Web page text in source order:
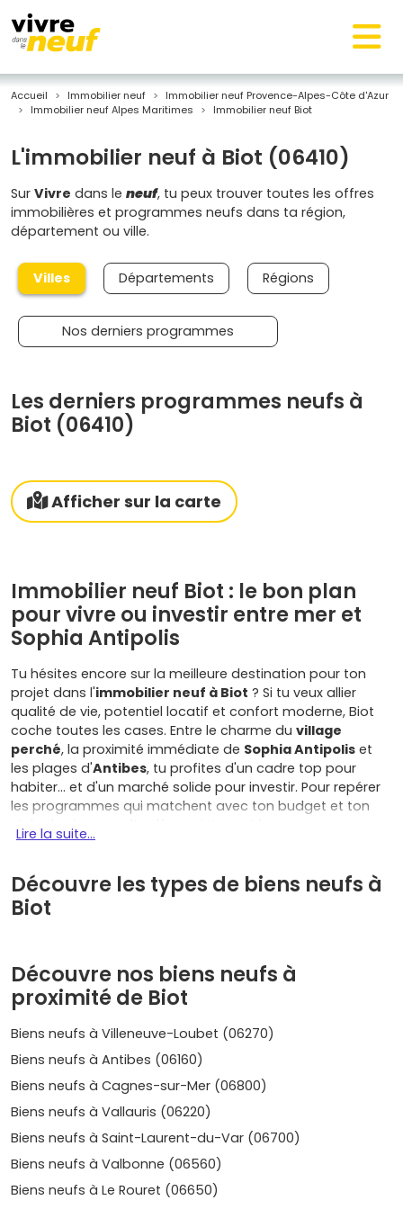
Accueil Immobilier neuf
Immobilier neuf Provence-Alpes-Côte d'Azur
Immobilier neuf Alpes Maritimes
Immobilier neuf Biot
L'immobilier neuf à Biot (06410)
Sur Vivre dans le neuf, tu peux trouver toutes les offres
immobilières et programmes neufs dans ta région,
département ou ville.
Villes Départements Régions
Nos derniers programmes
Les derniers programmes neufs à
Biot (06410)
Afficher sur la carte
Immobilier neuf Biot : le bon plan
pour vivre ou investir entre mer et
Sophia Antipolis
Tu hésites encore sur la meilleure destination pour ton
projet dans l'immobilier neuf à Biot ? Si tu veux allier
qualité de vie, potentiel locatif et confort moderne, Biot
coche toutes les cases. Entre le charme du village
perché, la proximité immédiate de Sophia Antipolis et
les plages d'Antibes, tu profites d'un cadre top pour
habiter… et d'un marché solide pour investir. Pour repérer
les programmes qui matchent avec ton budget et ton
style de vie, consulte dès maintenant les annonces sur
Vivre dans le neuf
Les atouts qui font la différence
Biot présente de nombreux avantages pour ton projet
Proximité de Sophia Antipolis: Biot est à deux pas
du premier technopôle d'Europe. Résultat, un bassin
d'emplois ultra-dynamique et une
régulière de la part d'ingénieurs, chercheurs
et cadres.
Cadre de vie premium: entre
naturels (La Brague, colline de la Valmasque) et
accès rapide à la
Côte d'Azur
, tu profites d'un
quotidien hyper agréable avec écoles, commerces et
transportsEnvibus.
Patrimoine et image : Biot, ses ateliers d'art et sa
tradition verrière, c'est une signature. Pour un
investissement, cette identité renforce l'attractivité à
Lire la suite...
Découvre les types de biens neufs à
Biot
Découvre nos biens neufs à
proximité de Biot
Biens neufs à Villeneuve-Loubet (06270)
Biens neufs à Antibes (06160)
Biens neufs à Cagnes-sur-Mer (06800)
Biens neufs à Vallauris (06220)
Biens neufs à Saint-Laurent-du-Var (06700)
Biens neufs à Valbonne (06560)
Biens neufs à Le Rouret (06650)